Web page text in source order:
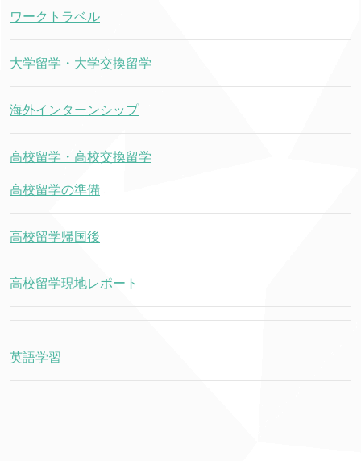
ワークトラベル
大学留学・大学交換留学
海外インターンシップ
高校留学・高校交換留学
高校留学の準備
高校留学帰国後
高校留学現地レポート
英語学習